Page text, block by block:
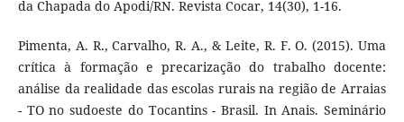
da Chapada do Apodi/RN. Revista Cocar, 14(30), 1-16.
Pimenta, A. R., Carvalho, R. A., & Leite, R. F. O. (2015). Uma
crítica à formação e precarização do trabalho docente:
análise da realidade das escolas rurais na região de Arraias
- TO no sudoeste do Tocantins - Brasil. In Anais. Seminário